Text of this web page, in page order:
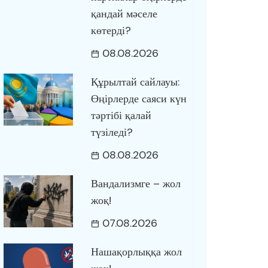
қандай мәселе
көтерді?
08.08.2026
Құрылтай сайлауы:
Өңірлерде саяси күн
тәртібі қалай
түзіледі?
08.08.2026
Вандализмге – жол
жоқ!
07.08.2026
Нашақорлыққа жол